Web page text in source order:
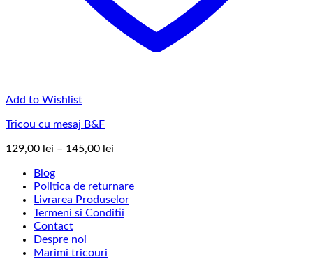
Add to Wishlist
Tricou cu mesaj B&F
129,00 lei – 145,00 lei
129,00 lei
până
la
Blog
Politica de returnare
Livrarea Produselor
Termeni si Conditii
Contact
Despre noi
Marimi tricouri